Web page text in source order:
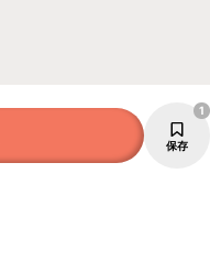
保存
1